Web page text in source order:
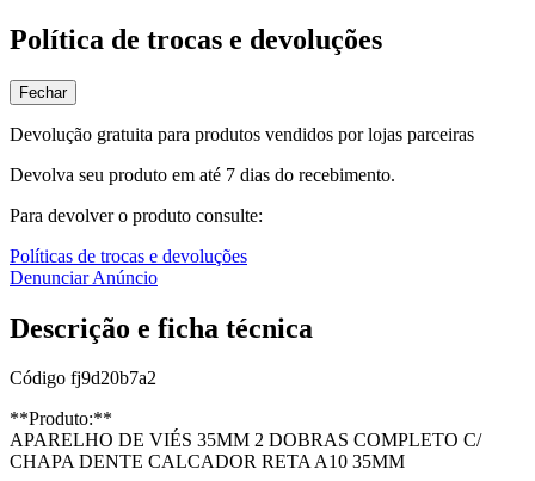
Política de trocas e devoluções
Fechar
Devolução gratuita para produtos vendidos por lojas parceiras
Devolva seu produto em até 7 dias do recebimento.
Para devolver o produto consulte:
Políticas de trocas e devoluções
Denunciar Anúncio
Descrição e ficha técnica
Código fj9d20b7a2
**Produto:**
APARELHO DE VIÉS 35MM 2 DOBRAS COMPLETO C/
CHAPA DENTE CALCADOR RETA A10 35MM